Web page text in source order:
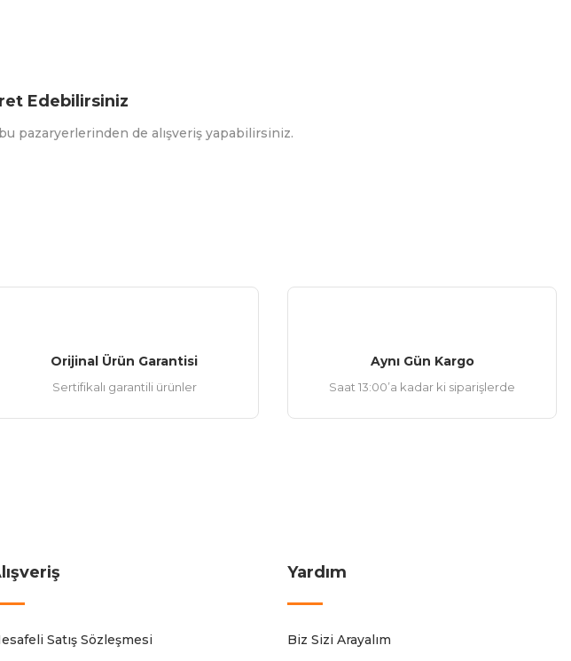
Edebilirsiniz
pazaryerlerinden de alışveriş yapabilirsiniz.
Orijinal Ürün Garantisi
Sertifikalı garantili ürünler
Aynı Gün Kargo
Saat 13:00’a kadar ki siparişlerde
Satış Sözleşmesi
Yardım
Biz Sizi Arayalım